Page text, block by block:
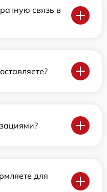
связь в
для